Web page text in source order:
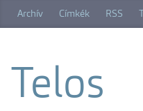
Archív Címkék RSS
Telos